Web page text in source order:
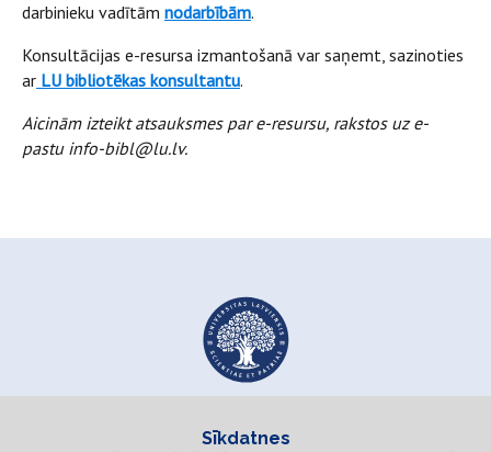
darbinieku vadītām nodarbībām.
Konsultācijas e-resursa izmantošanā var saņemt, sazinoties
ar LU bibliotēkas konsultantu.
Aicinām izteikt atsauksmes par e-resursu, rakstos uz e-
pastu info-bibl@lu.lv.
Sīkdatnes